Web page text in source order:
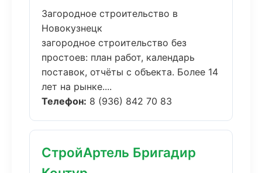
Загородное строительство в
Новокузнецк
загородное строительство без
простоев: план работ, календарь
поставок, отчёты с объекта. Более 14
лет на рынке....
Телефон: 8 (936) 842 70 83
СтройАртель Бригадир